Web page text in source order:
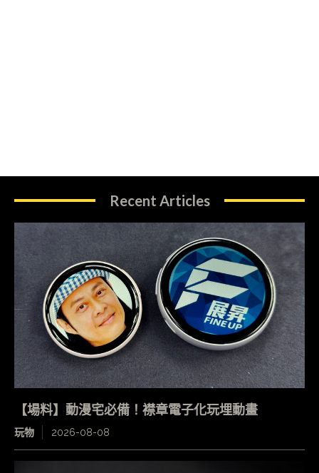
Recent Articles
【場料】動漫宅必備！襟章電子化玩埋動畫
玩物 2026-08-08